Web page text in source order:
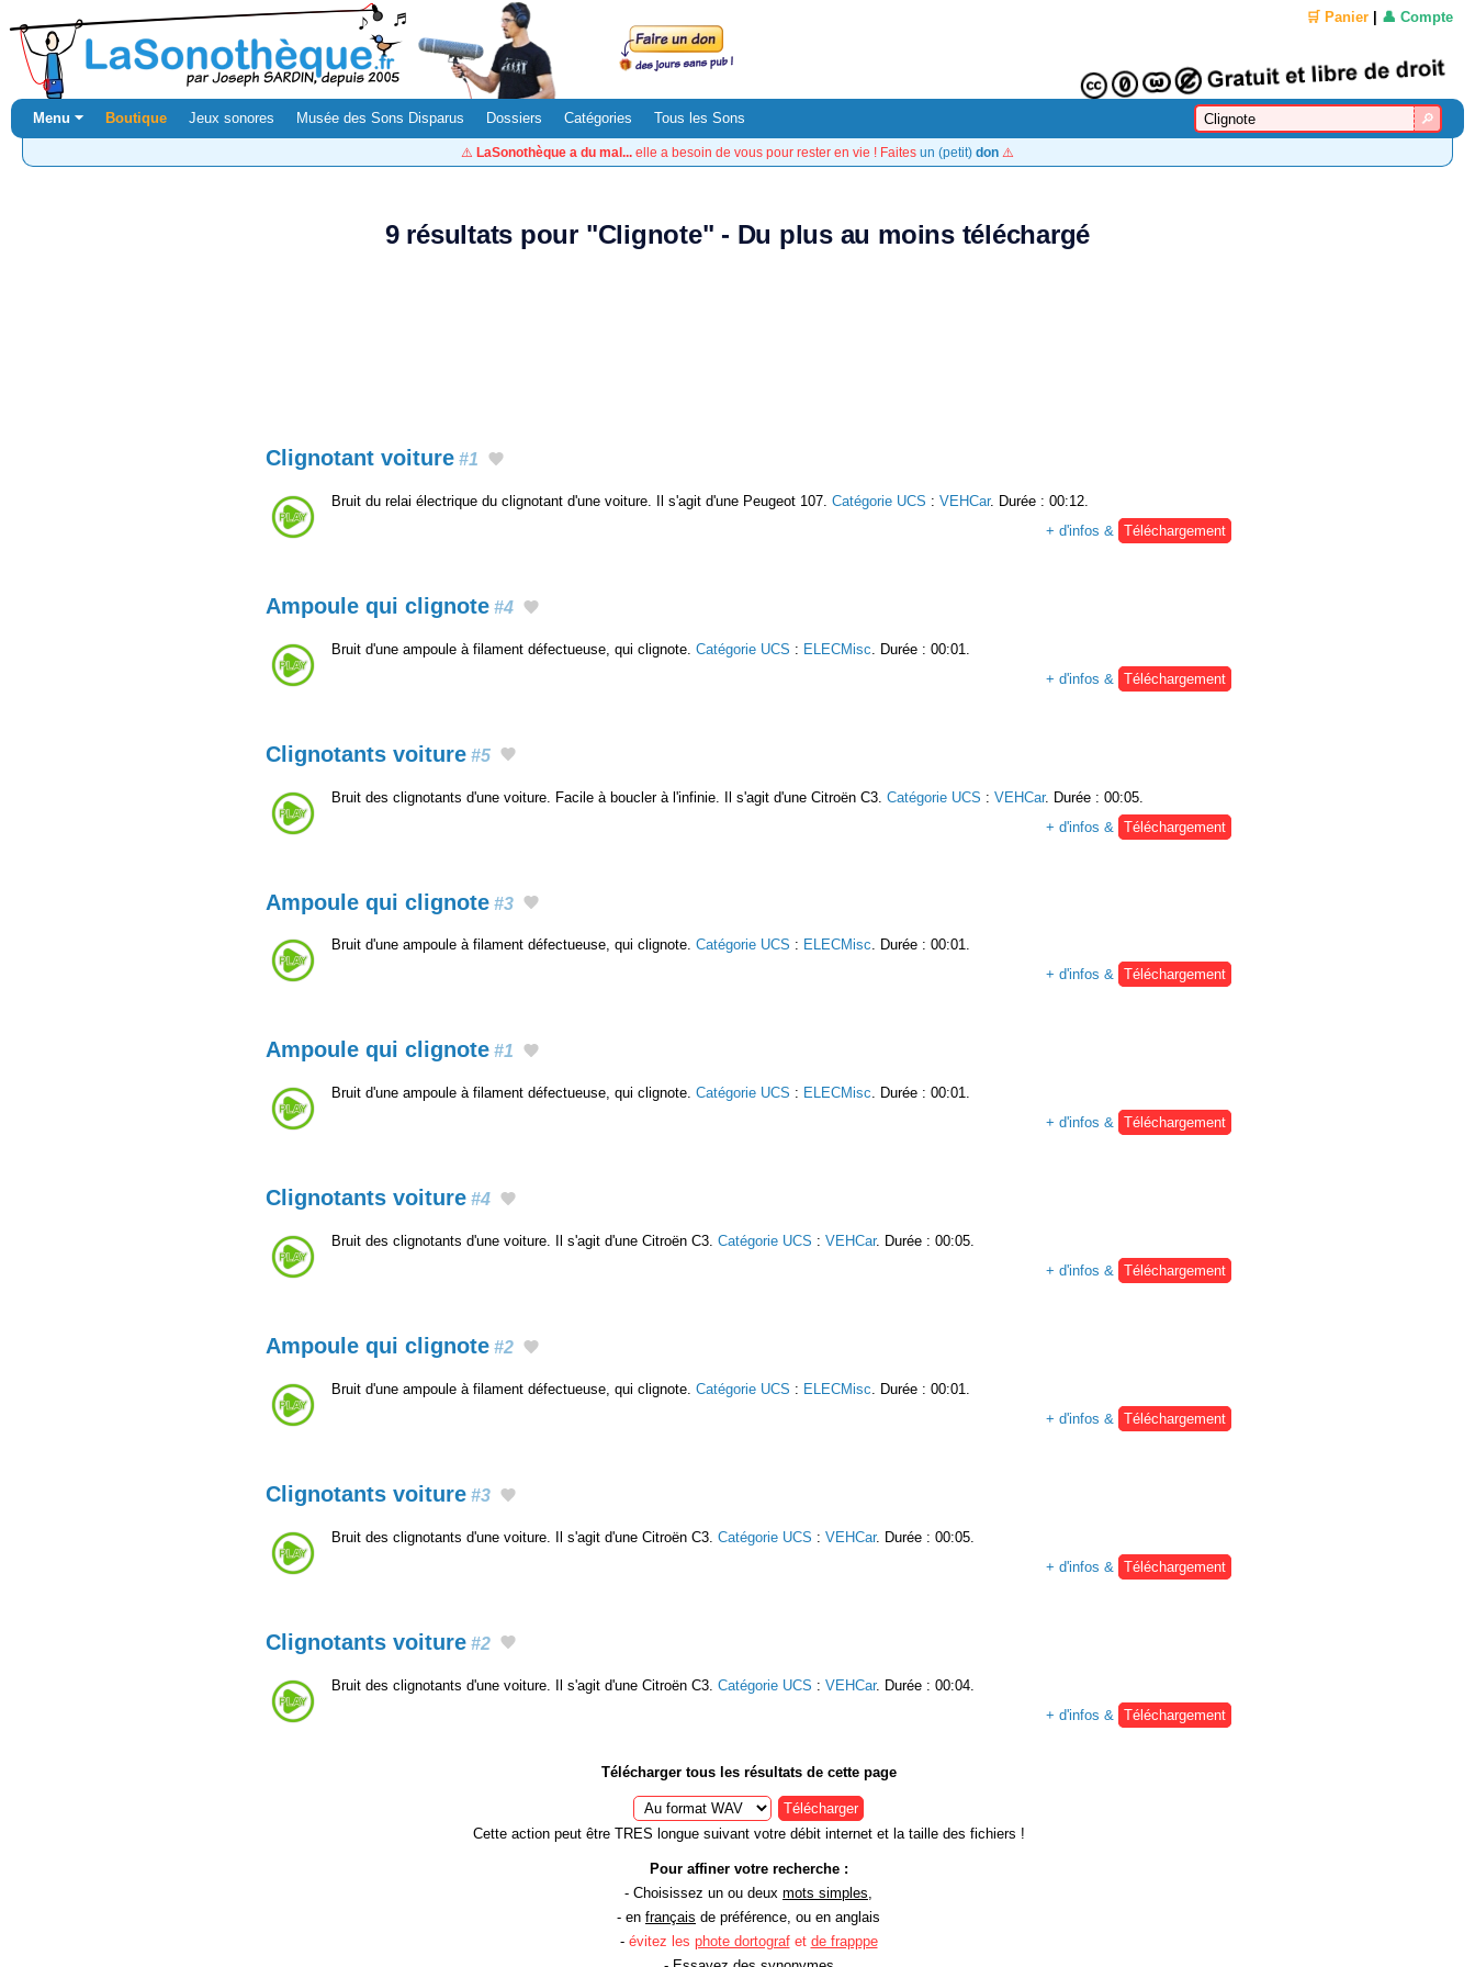
🛒 Panier 👤 Compte
Menu ⏷ Boutique Jeux sonores Musée des Sons Disparus Dossiers Catégories Tous les Sons
⚠️ LaSonothèque a du mal... elle a besoin de vous pour rester en vie ! Faites un (petit) don ⚠️
9 résultats pour "Clignote" - Du plus au moins téléchargé
Clignotant voiture #1
Bruit du relai électrique du clignotant d'une voiture. Il s'agit d'une Peugeot 107. Catégorie UCS : VEHCar. Durée : 00:12.
+ d'infos &
Téléchargement
Ampoule qui clignote #4
Bruit d'une ampoule à filament défectueuse, qui clignote. Catégorie UCS : ELECMisc . Durée : 00:01.
+ d'infos &
Téléchargement
Clignotants voiture #5
Bruit des clignotants d'une voiture. Facile à boucler à l'infinie. Il s'agit d'une Citroën C3. Catégorie UCS : VEHCar. Durée : 00:05.
+ d'infos &
Téléchargement
Ampoule qui clignote #3
Bruit d'une ampoule à filament défectueuse, qui clignote. Catégorie UCS : ELECMisc. Durée : 00:01.
+ d'infos & Téléchargement
Ampoule qui clignote #1
Bruit d'une ampoule à filament défectueuse, qui clignote. Catégorie UCS : ELECMisc. Durée : 00:01.
+ d'infos & Téléchargement
Clignotants voiture #4
Bruit des clignotants d'une voiture. Il s'agit d'une Citroën C3. Catégorie UCS : VEHCar. Durée : 00:05.
+ d'infos & Téléchargement
Ampoule qui clignote #2
Bruit d'une ampoule à filament défectueuse, qui clignote. Catégorie UCS : ELECMisc . Durée : 00:01.
+ d'infos &
Téléchargement
Clignotants voiture #3
Bruit des clignotants d'une voiture. Il s'agit d'une Citroën C3. Catégorie UCS : VEHCar. Durée : 00:05.
+ d'infos &
Téléchargement
Clignotants voiture #2
Bruit des clignotants d'une voiture. Il s'agit d'une Citroën C3. Catégorie UCS : VEHCar. Durée : 00:04.
+ d'infos &
Téléchargement
Télécharger tous les résultats de cette page
Télécharger
Cette action peut être TRES longue suivant votre débit internet et la taille des fichiers !
Pour affiner votre recherche :
- Choisissez un ou deux mots simples
- en français de préférence, ou en anglais
- évitez les phote dortografet de frapppe